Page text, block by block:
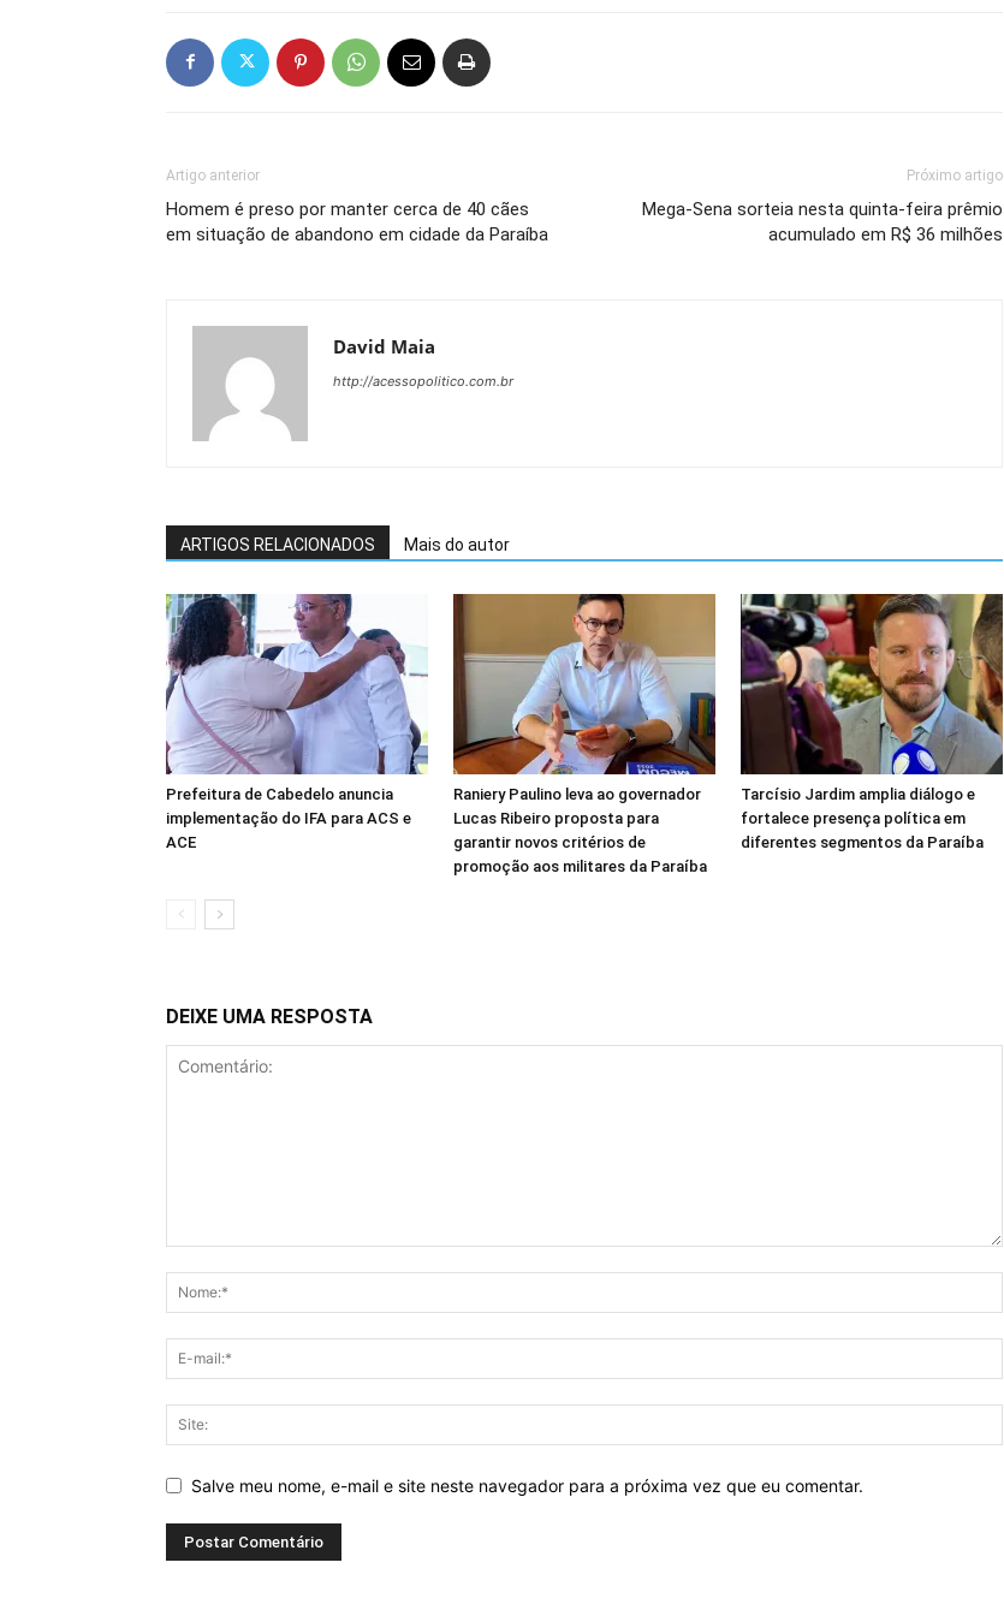
Artigo anterior
Homem é preso por manter cerca de 40 cães
em situação de abandono em cidade da Paraíba
Próximo artigo
Mega-Sena sorteia nesta quinta-feira prêmio
acumulado em R$ 36 milhões
David Maia
http://acessopolitico.com.br
ARTIGOS RELACIONADOS Mais do autor
Prefeitura de Cabedelo anuncia
implementação do IFA para ACS e
ACE
Raniery Paulino leva ao governador
Lucas Ribeiro proposta para
garantir novos critérios de
promoção aos militares da Paraíba
Tarcísio Jardim amplia diálogo e
fortalece presença política em
diferentes segmentos da Paraíba
DEIXE UMA RESPOSTA
Salve meu nome, e-mail e site neste navegador para a próxima vez que eu comentar.